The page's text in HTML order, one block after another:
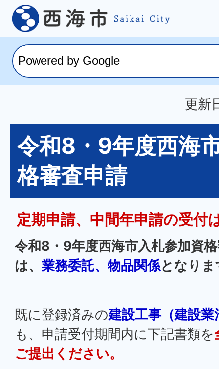
更新
令和8・9年度西海
格審査申請
定期申請、中間年申請の受付
令和8・9年度西海市入札参加資
は、 業務委託、物品関係となりま
既に登録済みの建設工事（建設業
も、申請受付期間内に下記書類を
ご提出ください。